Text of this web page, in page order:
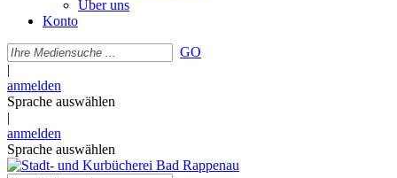
Über uns
Konto
GO
|
anmelden
Sprache auswählen
|
anmelden
Sprache auswählen